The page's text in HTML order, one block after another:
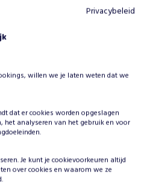
Privacybeleid
willen we je laten weten dat we
dat er cookies worden opgeslagen
analyseren van het gebruik en voor
Je kunt je cookievoorkeuren altijd
over cookies en waarom we ze
.